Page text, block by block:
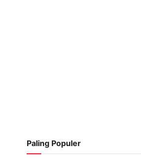
Paling Populer